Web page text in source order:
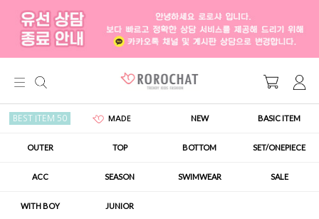
BEST ITEM 50 MADE NEW BASIC ITEM
OUTER TOP BOTTOM SET/ONEPIECE
ACC SEASON SWIMWEAR SALE
WITH BOY JUNIOR